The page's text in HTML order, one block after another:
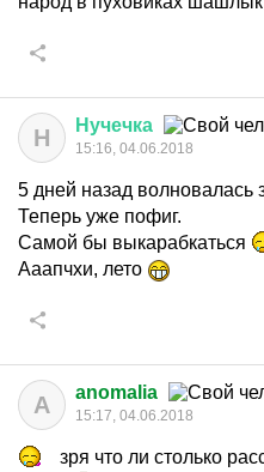
Н Нучечка
15:16, 04.06.2018
5 дней назад волновалась
Теперь уже пофиг.
Самой бы выкарабкаться
Ааапчхи, лето
A anomalia
15:17, 04.06.2018
зря что ли столько